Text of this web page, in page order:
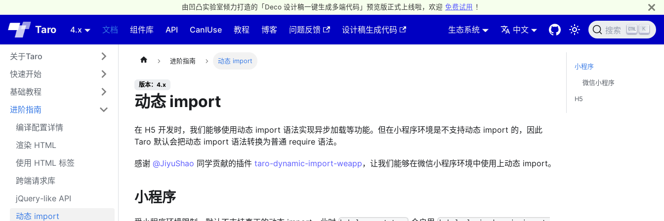
由凹凸实验室倾力打造的「Deco 设计稿一键生成多端代码」预览版正式上线啦，欢迎 免费试用 ！
Taro 4.x 文档 组件库 API CanIUse 教程 博客 问题反馈 设计稿生成代码 生态系统 中文 搜索 K
关于Taro
快速开始
基础教程
进阶指南
编译配置详情
渲染 HTML
使用 HTML 标签
跨端请求库
jQuery-like API
动态 import
进阶指南 动态 import
版本：4.x
动态 import
在 H5 开发时，我们能够使用动态 import 语法实现异步加载等功能。但在小程序环境是不支持动态 import 的，因此
Taro 默认会把动态 import 语法转换为普通 require 语法。
感谢 @JiyuShao 同学贡献的插件 taro-dynamic-import-weapp，让我们能够在微信小程序环境中使用上动态 import。
小程序
小程序
微信小程序
H5